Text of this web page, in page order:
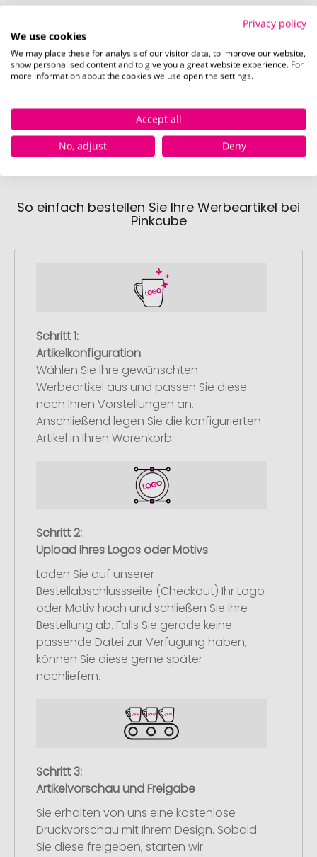
Links (35 x 18 mm)
So einfach bestellen Sie Ihre Werbeartikel bei
Pinkcube
Schritt 1:
Artikelkonfiguration
Wählen Sie Ihre gewünschten
Werbeartikel aus und passen Sie diese
nach Ihren Vorstellungen an.
Anschließend legen Sie die konfigurierten
Artikel in Ihren Warenkorb.
Schritt 2:
Upload Ihres Logos oder Motivs
Laden Sie auf unserer
Bestellabschlussseite (Checkout) Ihr Logo
oder Motiv hoch und schließen Sie Ihre
Bestellung ab. Falls Sie gerade keine
passende Datei zur Verfügung haben,
können Sie diese gerne später
nachliefern.
Schritt 3:
Artikelvorschau und Freigabe
Sie erhalten von uns eine kostenlose
Druckvorschau mit Ihrem Design. Sobald
Sie diese freigeben, starten wir
Privacy policy
We use cookies
We may place these for analysis of our visitor data, to improve our website,
show personalised content and to give you a great website experience. For
more information about the cookies we use open the settings.
Accept all
No, adjust
Deny